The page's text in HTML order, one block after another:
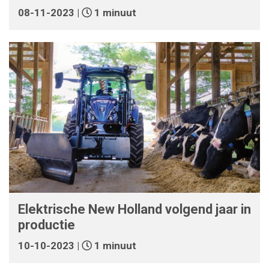
08-11-2023 | 1 minuut
Elektrische New Holland volgend jaar in
productie
10-10-2023 | 1 minuut